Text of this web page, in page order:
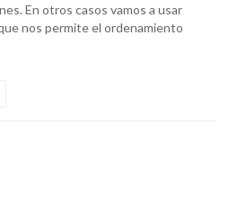
En otros casos vamos a usar
nos permite el ordenamiento